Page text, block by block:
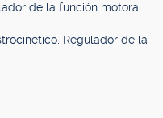
de la función motora
Regulador de la